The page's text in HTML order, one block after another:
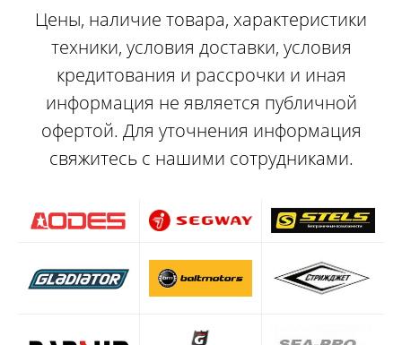
Цены, наличие товара, характеристики
техники, условия доставки, условия
кредитования и рассрочки и иная
информация не является публичной
офертой. Для уточнения информация
свяжитесь с нашими сотрудниками.